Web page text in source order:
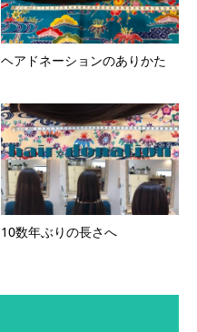
ヘアドネーションのありかた
10数年ぶりの長さへ